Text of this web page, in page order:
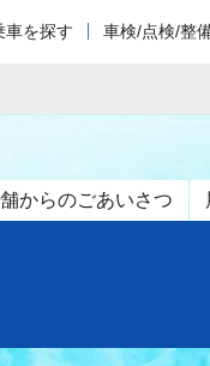
車を探す 車検/点検/整
からのごあいさつ